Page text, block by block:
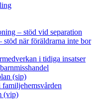
– stöd vid separation
stöd när föräldrarna inte bor
i tidiga insatser
(sip)
(vip)